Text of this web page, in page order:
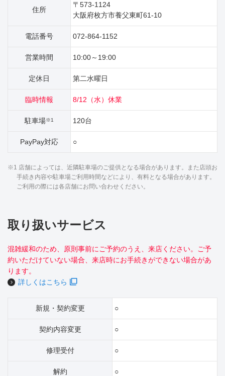
住所
〒573-1124
大阪府枚方市養父東町61‐10
電話番号 072-864-1152
営業時間 10:00～19:00
定休日 第二水曜日
臨時情報 8/12（水）休業
駐車場※1 120台
PayPay対応 ○
※1 店舗によっては、近隣駐車場のご提供となる場合があります。また店頭お
手続き内容や駐車場ご利用時間などにより、有料となる場合があります。
ご利用の際には各店舗にお問い合わせください。
取り扱いサービス
混雑緩和のため、原則事前にご予約のうえ、来店ください。ご予
約いただけていない場合、来店時にお手続きができない場合があ
ります。
詳しくはこちら
新規・契約変更 ○
契約内容変更 ○
修理受付 ○
解約 ○